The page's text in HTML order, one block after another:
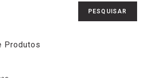
PESQUISAR
Produtos